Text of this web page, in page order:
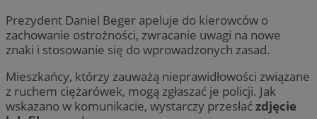
Prezydent Daniel Beger apeluje do kierowców o
zachowanie ostrożności, zwracanie uwagi na nowe
znaki i stosowanie się do wprowadzonych zasad.
Mieszkańcy, którzy zauważą nieprawidłowości związane
z ruchem ciężarówek, mogą zgłaszać je policji. Jak
wskazano w komunikacie, wystarczy przesłaćzdjęcie